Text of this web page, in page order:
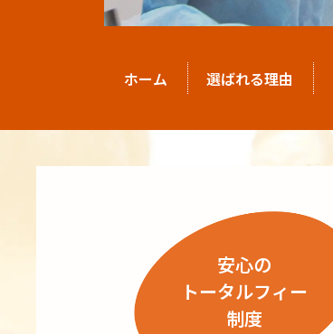
ホーム 選ばれる理由
安心の
トータルフィー
制度